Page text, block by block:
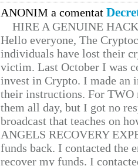
ANONIM a comentat
HIRE A GENUINE
Hello everyone, The
individuals have lost their
victim. Last October I was
invest in Crypto. I made
their instructions. For TWO
them all day, but I got no
broadcast that teaches on
ANGELS RECOVERY
funds back. I contacted the
recover my funds. I